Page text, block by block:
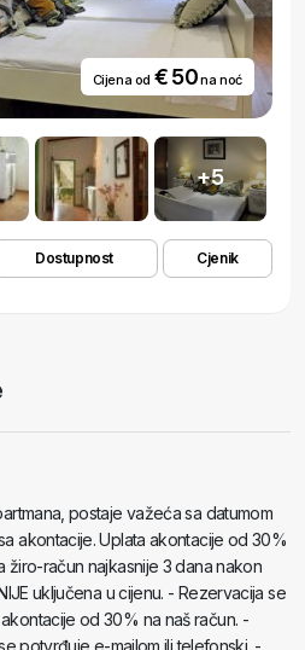
Cijena od € 50na noć
+5
Dostupnost Cjenik
postaje važeća sa datumom
akontacije. Uplata akontacije od 30%
račun najkasnije 3 dana nakon
uključena u cijenu. - Rezervacija se
od 30% na naš račun. -
potvrđuje e-mailom ili telefonski. -